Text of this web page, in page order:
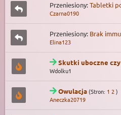
Przeniesiony:Tabletki
Czarna0190
Przeniesiony: Brak
Elina123
Skutki uboczne
Wdolku1
Owulacja(Stron: 1 2 )
Aneczka20719